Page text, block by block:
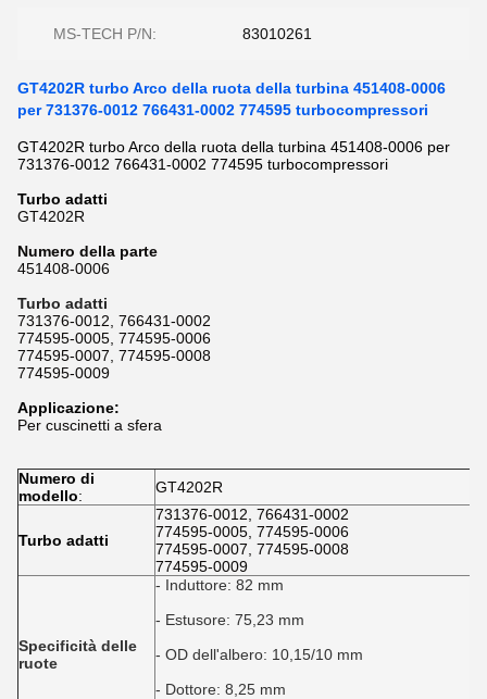
MS-TECH P/N: 83010261
GT4202R turbo Arco della ruota della turbina 451408-0006
per 731376-0012 766431-0002 774595 turbocompressori
GT4202R turbo Arco della ruota della turbina 451408-0006 per
731376-0012 766431-0002 774595 turbocompressori
Turbo adatti
GT4202R
Numero della parte
451408-0006
Turbo adatti
731376-0012, 766431-0002
774595-0005, 774595-0006
774595-0007, 774595-0008
774595-0009
Applicazione:
Per cuscinetti a sfera
Numero di
modello: GT4202R
Turbo adatti
731376-0012, 766431-0002
774595-0005, 774595-0006
774595-0007, 774595-0008
774595-0009
Specificità delle
ruote
- Induttore: 82 mm
- Estusore: 75,23 mm
- OD dell'albero: 10,15/10 mm
- Dottore: 8,25 mm